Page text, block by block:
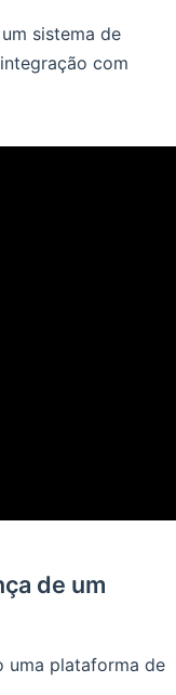
sistema de
com
de um
uma plataforma de